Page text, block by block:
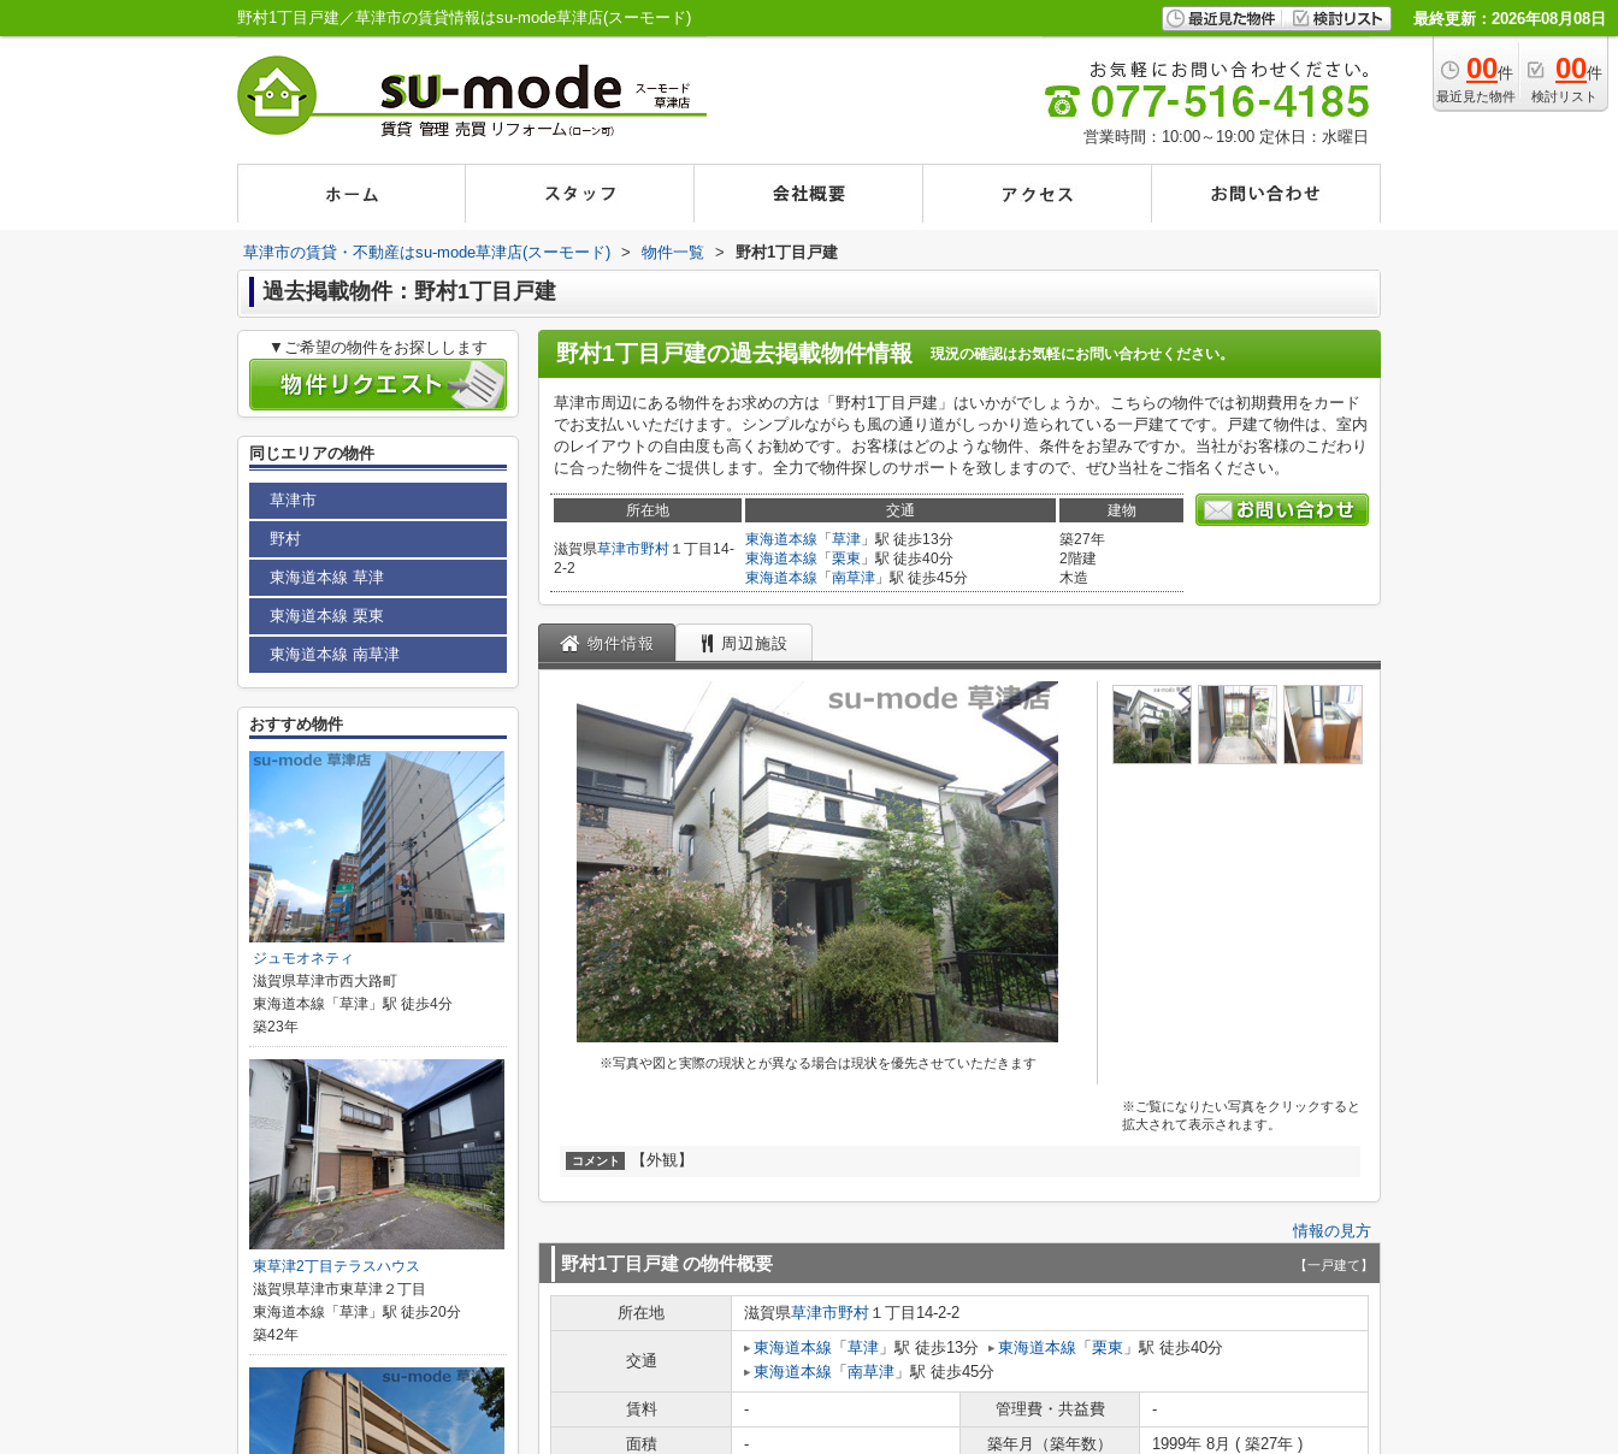
野村1丁目戸建／草津市の賃貸情報はsu-mode草津店(スーモード) 最終更新：2026年08月08日
00件
最近見た物件
00件
検討リスト
営業時間：10:00～19:00 定休日：水曜日
草津市の賃貸・不動産はsu-mode草津店(スーモード) > 物件一覧 > 野村1丁目戸建
過去掲載物件：野村1丁目戸建
野村1丁目戸建の過去掲載物件情報 現況の確認はお気軽にお問い合わせください。
草津市周辺にある物件をお求めの方は「野村1丁目戸建」はいかがでしょうか。こちらの物件では初期費用をカード
でお支払いいただけます。シンプルながらも風の通り道がしっかり造られている一戸建てです。戸建て物件は、室内
のレイアウトの自由度も高くお勧めです。お客様はどのような物件、条件をお望みですか。当社がお客様のこだわり
に合った物件をご提供します。全力で物件探しのサポートを致しますので、ぜひ当社をご指名ください。
所在地 交通 建物
滋賀県草津市野村 １丁目14-
2-2
東海道本線 「 草津 」駅 徒歩13分
東海道本線 「 栗東 」駅 徒歩40分
東海道本線 「 南草津 」駅 徒歩45分
築27年
2階建
木造
物件情報 周辺施設
※写真や図と実際の現状とが異なる場合は現状を優先させていただきます
※ご覧になりたい写真をクリックすると
拡大されて表示されます。
コメント 【外観】
情報の見方
野村1丁目戸建の物件概要 【一戸建て】
所在地 滋賀県草津市野村 １丁目14-2-2
交通
東海道本線 「 草津 」駅 徒歩13分 東海道本線 「 栗東 」駅 徒歩40分
東海道本線 「 南草津 」駅 徒歩45分
賃料 - 管理費・共益費
-
面積
- 築年月（築年数）
1999年 8月 ( 築27年 )
▼ご希望の物件をお探しします
同じエリアの物件
草津市
野村
東海道本線 草津
東海道本線 栗東
東海道本線 南草津
おすすめ物件
ジュモオネティ
滋賀県草津市西大路町
東海道本線「草津」駅 徒歩4分
築23年
東草津2丁目テラスハウス
滋賀県草津市東草津２丁目
東海道本線「草津」駅 徒歩20分
築42年